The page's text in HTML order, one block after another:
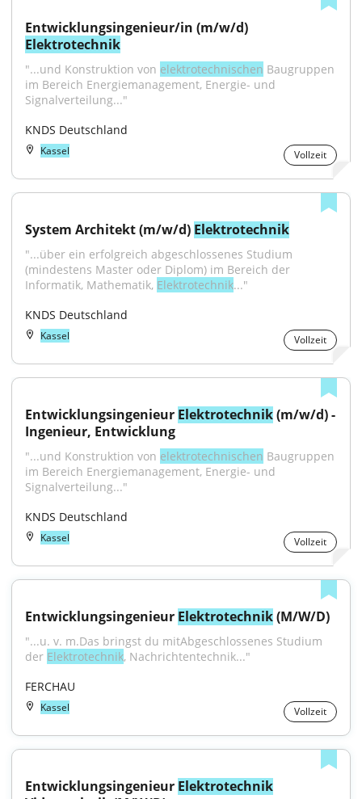
Elektrotechnik
"...und Konstruktion von elektrotechnischen Baugruppen
im Bereich Energiemanagement, Energie- und
Signalverteilung..."
KNDS Deutschland
Kassel Vollzeit
System Architekt (m/w/d) Elektrotechnik
"...über ein erfolgreich abgeschlossenes Studium
(mindestens Master oder Diplom) im Bereich der
Informatik, Mathematik, Elektrotechnik..."
KNDS Deutschland
Kassel Vollzeit
Entwicklungsingenieur Elektrotechnik (m/w/d) -
Ingenieur, Entwicklung
"...und Konstruktion von elektrotechnischen Baugruppen
im Bereich Energiemanagement, Energie- und
Signalverteilung..."
KNDS Deutschland
Kassel Vollzeit
Entwicklungsingenieur Elektrotechnik (M/W/D)
"...u. v. m.Das bringst du mitAbgeschlossenes Studium
der Elektrotechnik, Nachrichtentechnik..."
FERCHAU
Kassel Vollzeit
Entwicklungsingenieur Elektrotechnik